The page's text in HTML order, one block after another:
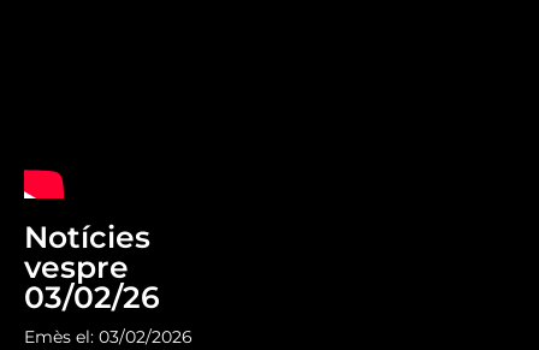
Notícies
vespre
03/02/26
Emès el: 03/02/2026